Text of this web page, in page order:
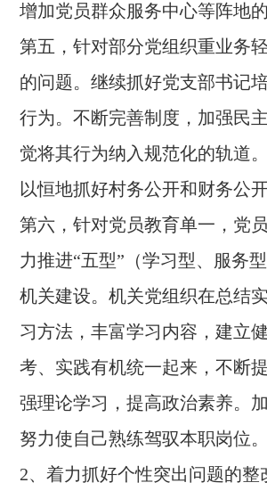
增加党员群众服务中心等阵地的
第五，针对部分党组织重业务
的问题。继续抓好党支部书记
行为。不断完善制度，加强民
觉将其行为纳入规范化的轨道
以恒地抓好村务公开和财务公
第六，针对党员教育单一，党
力推进“五型”（学习型、服务
机关建设。机关党组织在总结
习方法，丰富学习内容，建立
考、实践有机统一起来，不断
强理论学习，提高政治素养。
努力使自己熟练驾驭本职岗位。
2、着力抓好个性突出问题的